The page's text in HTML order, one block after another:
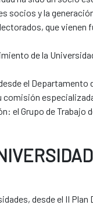
socios y la
que vienen
de la
el
comisión
el Grupo de Trabajo
desde el II